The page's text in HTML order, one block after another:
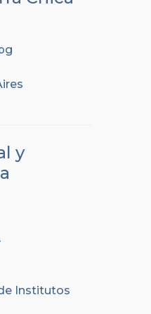
y
Institutos